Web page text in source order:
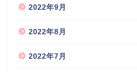
2022年9月
2022年8月
2022年7月